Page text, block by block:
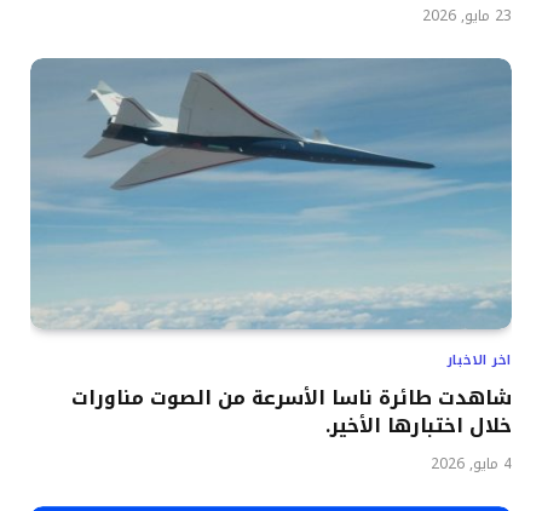
23 مايو, 2026
اخر الاخبار
شاهدت طائرة ناسا الأسرعة من الصوت مناورات
خلال اختبارها الأخير.
4 مايو, 2026